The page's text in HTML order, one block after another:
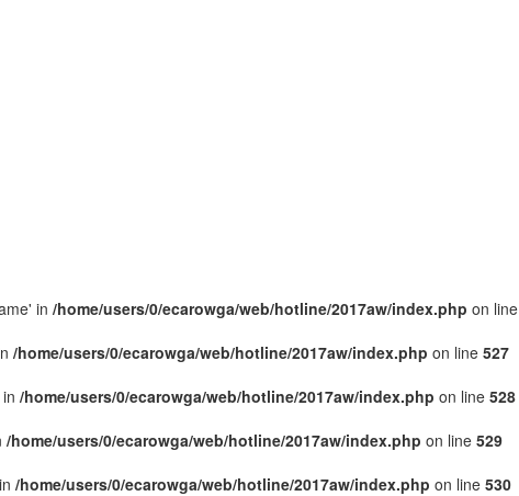
in /home/users/0/ecarowga/web/hotline/2017aw/index.php on line
/home/users/0/ecarowga/web/hotline/2017aw/index.php on line 527
/home/users/0/ecarowga/web/hotline/2017aw/index.php on line 528
/home/users/0/ecarowga/web/hotline/2017aw/index.php on line 529
/home/users/0/ecarowga/web/hotline/2017aw/index.php on line 530